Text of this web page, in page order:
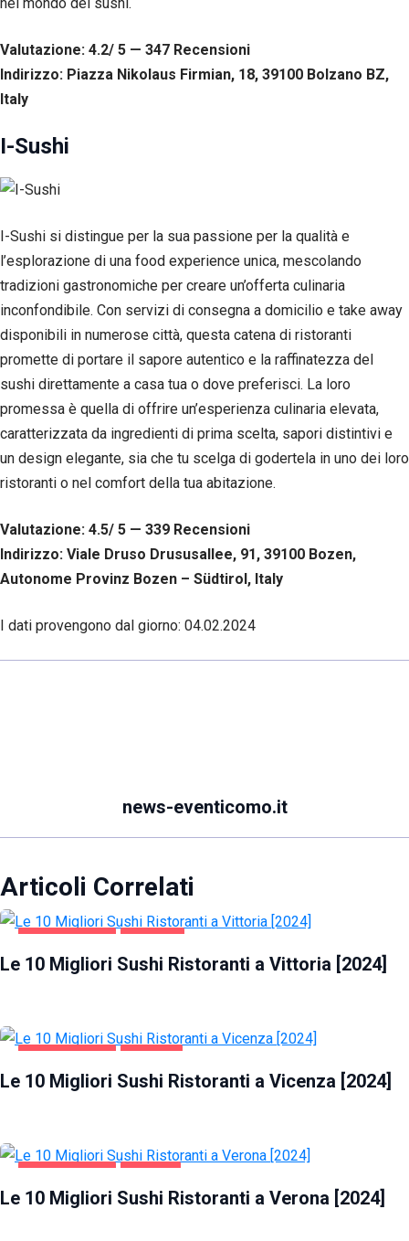
Valutazione: 4.2/ 5 — 347 Recensioni
Indirizzo: Piazza Nikolaus Firmian, 18, 39100 Bolzano BZ,
Italy
I-Sushi
I-Sushi si distingue per la sua passione per la qualità e
l’esplorazione di una food experience unica, mescolando
tradizioni gastronomiche per creare un’offerta culinaria
inconfondibile. Con servizi di consegna a domicilio e take away
disponibili in numerose città, questa catena di ristoranti
promette di portare il sapore autentico e la raffinatezza del
sushi direttamente a casa tua o dove preferisci. La loro
promessa è quella di offrire un’esperienza culinaria elevata,
caratterizzata da ingredienti di prima scelta, sapori distintivi e
un design elegante, sia che tu scelga di godertela in uno dei loro
ristoranti o nel comfort della tua abitazione.
Valutazione: 4.5/ 5 — 339 Recensioni
Indirizzo: Viale Druso Drususallee, 91, 39100 Bozen,
Autonome Provinz Bozen – Südtirol, Italy
I dati provengono dal giorno: 04.02.2024
news-eventicomo.it
Articoli Correlati
Le 10 Migliori Sushi Ristoranti a Vittoria [2024]
Le 10 Migliori Sushi Ristoranti a Vicenza [2024]
Le 10 Migliori Sushi Ristoranti a Verona [2024]